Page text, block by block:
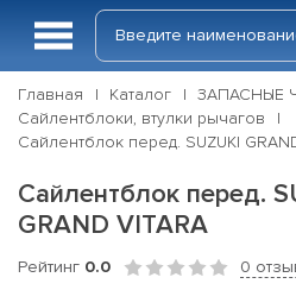
Главная Каталог ЗАПАСНЫЕ
Сайлентблоки, втулки рычагов
Сайлентблок перед. SUZUKI
Сайлентблок перед.
GRAND VITARA
Рейтинг 0.0 0